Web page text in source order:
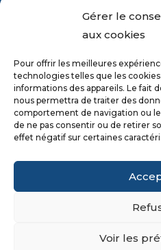
Gérer le
aux cookies
Pour offrir les meilleures
technologies telles que les
informations des appareils. Le fait
nous permettra de traiter des
comportement de navigation ou
de ne pas consentir ou de retirer
effet négatif sur certaines
Voir les
Téléphone: 02 97 41
Courriel:sainte-
Enseignement